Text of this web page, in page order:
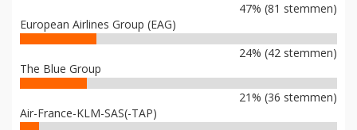
47% (81 stemmen)
European Airlines Group (EAG)
24% (42 stemmen)
The Blue Group
21% (36 stemmen)
Air-France-KLM-SAS(-TAP)